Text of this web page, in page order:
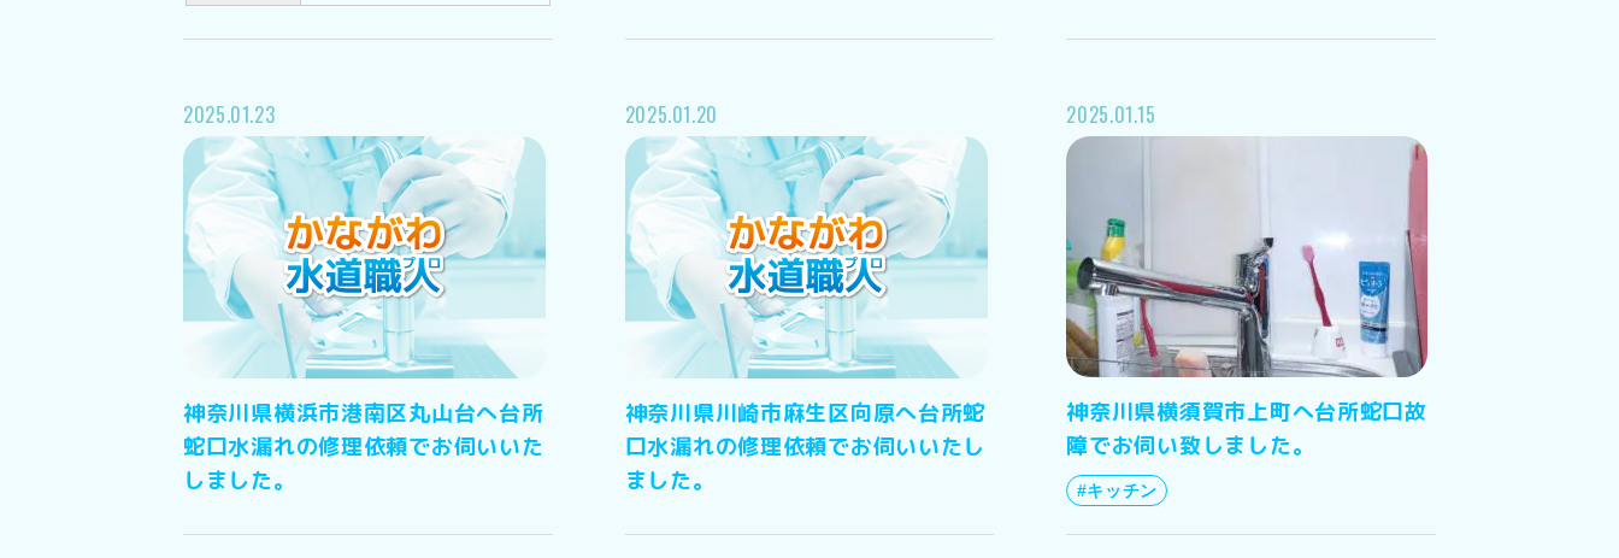
2025.01.23
神奈川県横浜市港南区丸山台へ台所
蛇口水漏れの修理依頼でお伺いいた
しました。
2025.01.20
神奈川県川崎市麻生区向原へ台所蛇
口水漏れの修理依頼でお伺いいたし
ました。
2025.01.15
神奈川県横須賀市上町へ台所蛇口故
障でお伺い致しました。
#キッチン